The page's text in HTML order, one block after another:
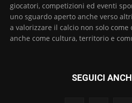
giocatori, competizioni ed eventi
uno sguardo aperto anche verso
a valorizzare il calcio non solo
anche come cultura, territorio e
SEGUICI